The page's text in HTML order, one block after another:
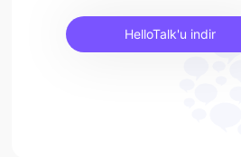
HelloTalk'u indir